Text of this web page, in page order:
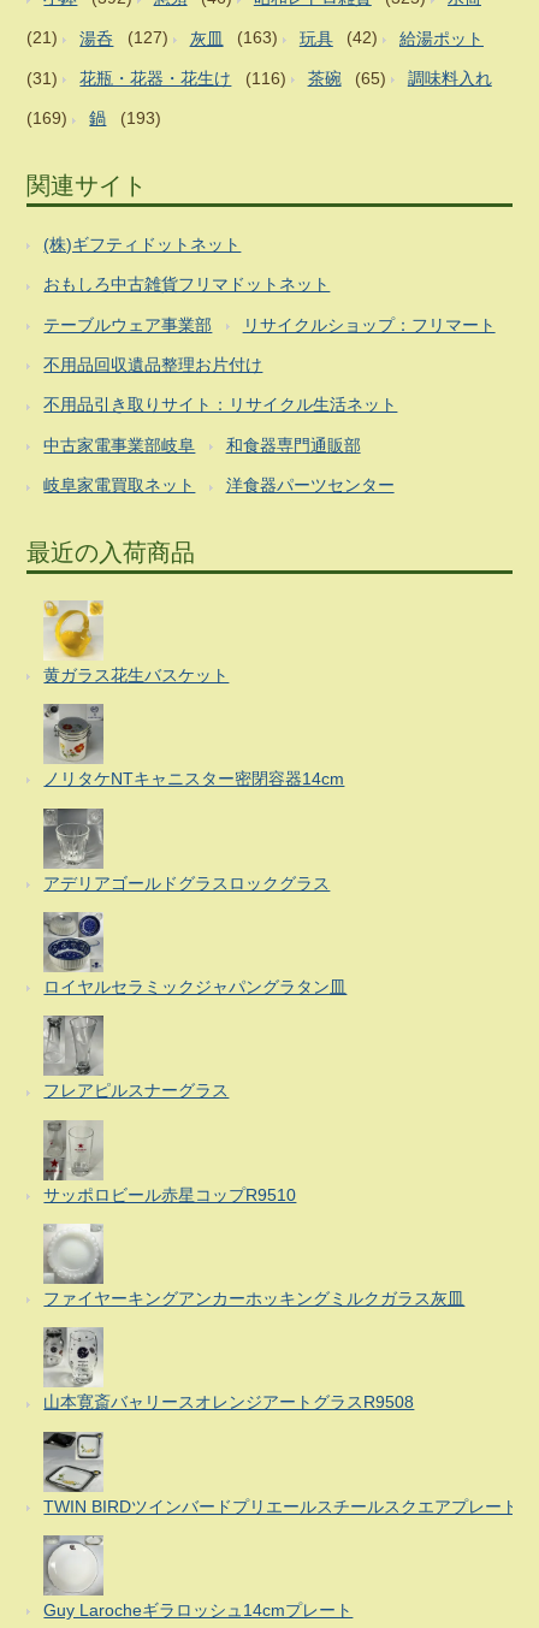
(21) 湯呑 (127) 灰皿 (163) 玩具 (42) 給湯ポット
(31) 花瓶・花器・花生け (116) 茶碗 (65) 調味料入れ
(169) 鍋 (193)
関連サイト
(株)ギフティドットネット
おもしろ中古雑貨フリマドットネット
テーブルウェア事業部 リサイクルショップ：フリマート
不用品回収遺品整理お片付け
不用品引き取りサイト：リサイクル生活ネット
中古家電事業部岐阜 和食器専門通販部
岐阜家電買取ネット 洋食器パーツセンター
最近の入荷商品
黄ガラス花生バスケット
ノリタケNTキャニスター密閉容器14cm
アデリアゴールドグラスロックグラス
ロイヤルセラミックジャパングラタン皿
フレアピルスナーグラス
サッポロビール赤星コップR9510
ファイヤーキングアンカーホッキングミルクガラス灰皿
山本寛斎バャリースオレンジアートグラスR9508
TWIN BIRDツインバードプリエールスチールスクエアプレート
Guy Larocheギラロッシュ14cmプレート